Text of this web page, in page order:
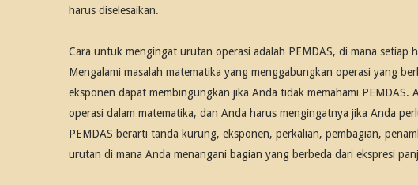
harus diselesaikan.
Cara untuk mengingat urutan operasi adalah PEMDAS, di mana setiap
Mengalami masalah matematika yang menggabungkan operasi yang
eksponen dapat membingungkan jika Anda tidak memahami PEMDAS.
operasi dalam matematika, dan Anda harus mengingatnya jika Anda
PEMDAS berarti tanda kurung, eksponen, perkalian, pembagian,
urutan di mana Anda menangani bagian yang berbeda dari ekspresi